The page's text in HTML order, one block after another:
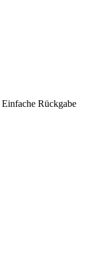
Einfache Rückgabe